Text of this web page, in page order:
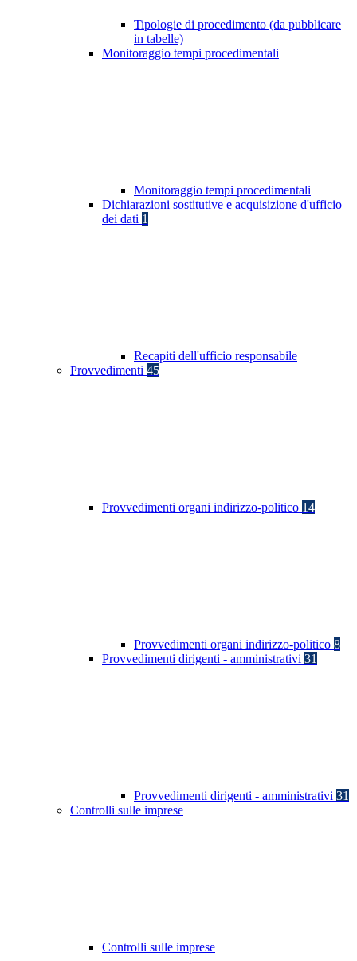
Tipologie di procedimento (da pubblicare
in tabelle)
Monitoraggio tempi procedimentali
Monitoraggio tempi procedimentali
Dichiarazioni sostitutive e acquisizione d'ufficio
dei dati 1
Recapiti dell'ufficio responsabile
Provvedimenti 45
Provvedimenti organi indirizzo-politico 14
Provvedimenti organi indirizzo-politico 8
Provvedimenti dirigenti - amministrativi 31
Provvedimenti dirigenti - amministrativi 31
Controlli sulle imprese
Controlli sulle imprese